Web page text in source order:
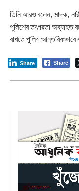
তিনি আরও বলেন, মাদক,
পুলিশের তৎপরতা অব্যাহত
রাখতে পুলিশ আন্তরিকভাবে
Share
Share